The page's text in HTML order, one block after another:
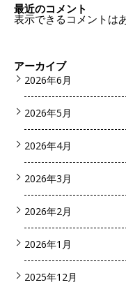
最近のコメント
表示できるコメントは
アーカイブ
2026年6月
2026年5月
2026年4月
2026年3月
2026年2月
2026年1月
2025年12月